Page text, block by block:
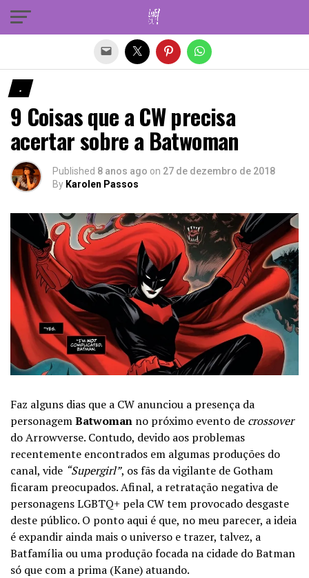
.
9 Coisas que a CW precisa
acertar sobre a Batwoman
Published 8 anos ago on 27 de dezembro de 2018
By Karolen Passos
Faz alguns dias que a CW anunciou a presença da
personagemBatwoman no próximo evento de crossover
do Arrowverse. Contudo, devido aos problemas
recentemente encontrados em algumas produções do
canal, vide “Supergirl”, os fãs da vigilante de Gotham
ficaram preocupados. Afinal, a retratação negativa de
personagens LGBTQ+ pela CW tem provocado desgaste
deste público. O ponto aqui é que, no meu parecer, a ideia
é expandir ainda mais o universo e trazer, talvez, a
Batfamília ou uma produção focada na cidade do Batman
só que com a prima (Kane) atuando.
Sair da versão mobile